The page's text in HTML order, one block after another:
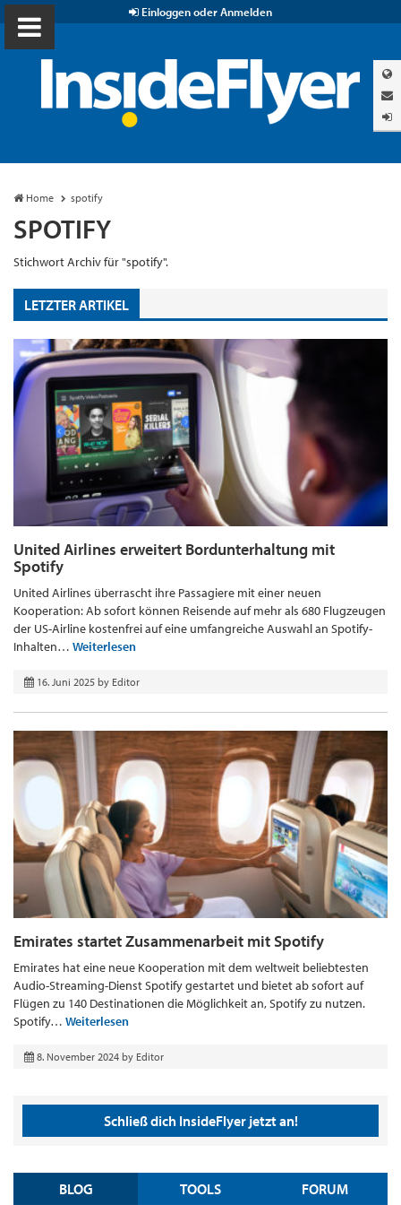
Einloggen oder Anmelden
Home spotify
SPOTIFY
Stichwort Archiv für "spotify".
LETZTER ARTIKEL
United Airlines erweitert Bordunterhaltung mit
Spotify
United Airlines überrascht ihre Passagiere mit einer neuen
Kooperation: Ab sofort können Reisende auf mehr als 680 Flugzeugen
der US-Airline kostenfrei auf eine umfangreiche Auswahl an Spotify-
Inhalten… Weiterlesen
16. Juni 2025 by Editor
Emirates startet Zusammenarbeit mit Spotify
Emirates hat eine neue Kooperation mit dem weltweit beliebtesten
Audio-Streaming-Dienst Spotify gestartet und bietet ab sofort auf
Flügen zu 140 Destinationen die Möglichkeit an, Spotify zu nutzen.
Spotify… Weiterlesen
8. November 2024 by Editor
Schließ dich InsideFlyer jetzt an!
BLOG TOOLS FORUM